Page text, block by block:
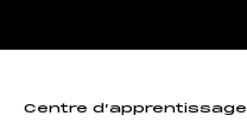
Centre d’apprentissage